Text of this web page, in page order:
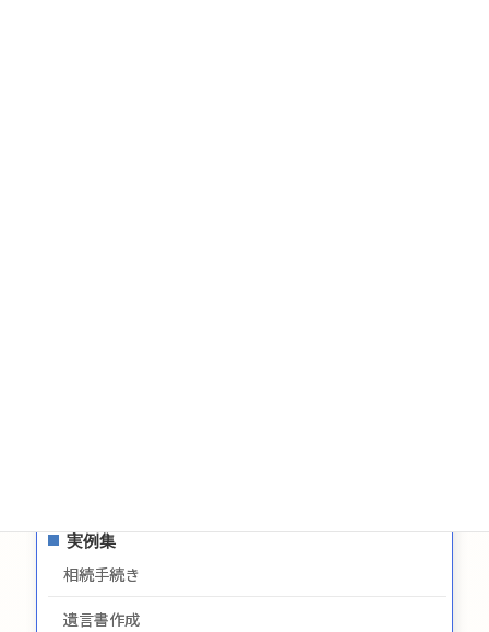
実例集
相続手続き
遺言書作成